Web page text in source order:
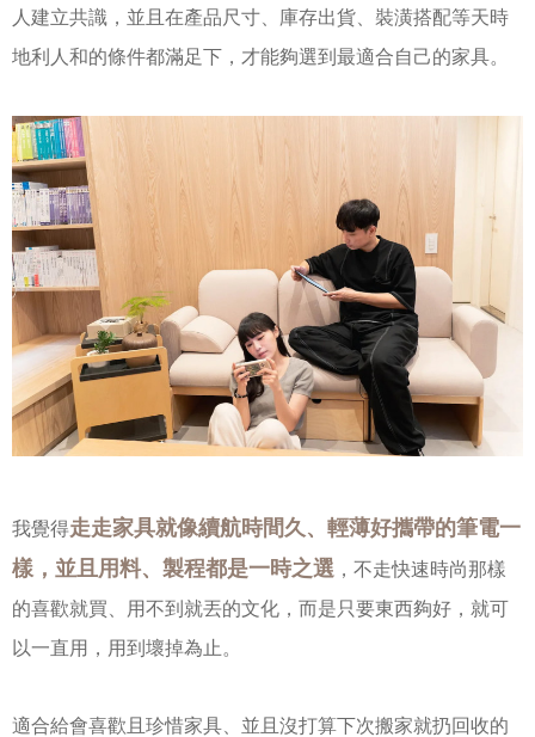
人建立共識，並且在產品尺寸、庫存出貨、裝潢搭配等天時
地利人和的條件都滿足下，才能夠選到最適合自己的家具。
我覺得走走家具就像續航時間久、輕薄好攜帶的筆電一
樣，並且用料、製程都是一時之選 ，不走快速時尚那樣
的喜歡就買、用不到就丟的文化，而是只要東西夠好，就可
以一直用，用到壞掉為止。
適合給會喜歡且珍惜家具、並且沒打算下次搬家就扔回收的